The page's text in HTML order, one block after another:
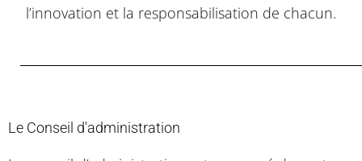
l’innovation et la responsabilisation de chacun.
Le Conseil d'administration